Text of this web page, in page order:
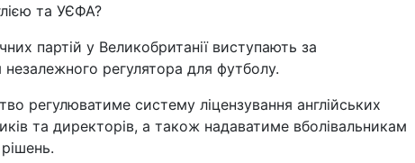
та УЄФА?
партій у Великобританії виступають за
регулятора для футболу.
регулюватиме систему ліцензування англійських
та директорів, а також надаватиме вболівальникам